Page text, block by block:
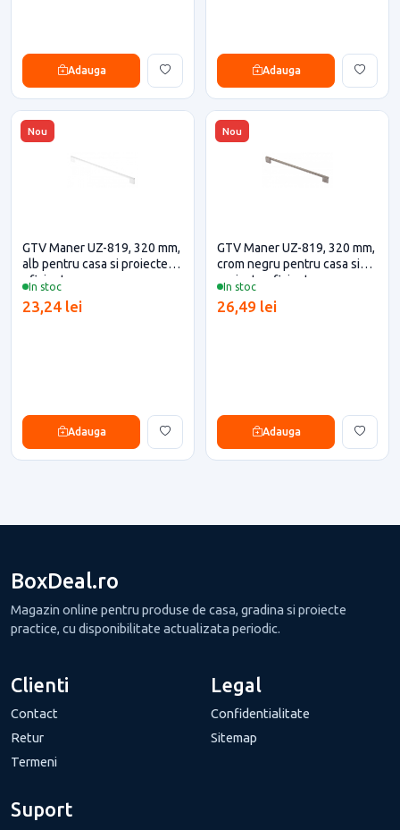
Adauga Adauga
Nou
In stoc
GTV Maner UZ-819, 320 mm,
alb pentru casa si proiecte
eficiente
23,24 lei
Adauga
Nou
In stoc
GTV Maner UZ-819, 320 mm,
crom negru pentru casa si
proiecte eficiente
26,49 lei
Adauga
BoxDeal.ro
Magazin online pentru produse de casa, gradina si proiecte
practice, cu disponibilitate actualizata periodic.
Clienti
Contact
Retur
Termeni
Legal
Confidentialitate
Sitemap
Suport